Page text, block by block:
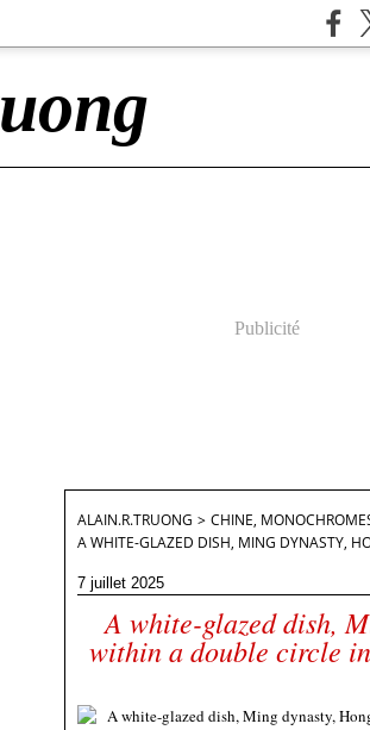
Publicité
ALAIN.R.TRUONG > CHINE,
A WHITE-GLAZED DISH, MING DYNASTY,
7 juillet 2025
A white-glazed dish,
within a double circle